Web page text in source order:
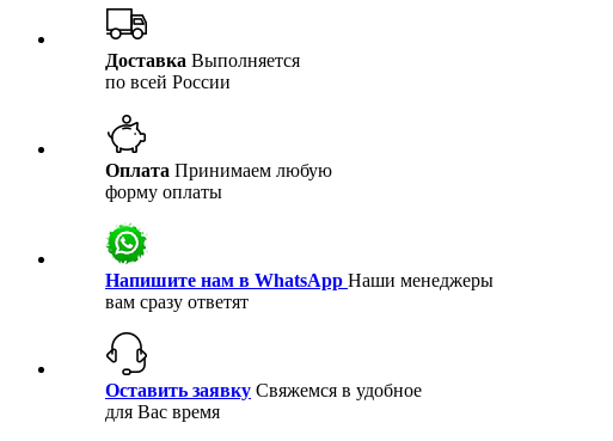
Доставка Выполняется
по всей России
Оплата Принимаем любую
форму оплаты
Напишите нам в WhatsApp Наши менеджеры
вам сразу ответят
Оставить заявку Свяжемся в удобное
для Вас время